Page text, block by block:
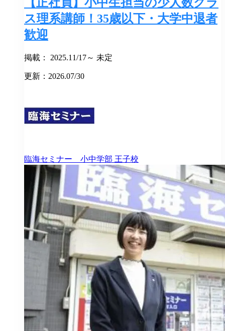
【正社員】小中生担当の少人数クラ
ス理系講師！35歳以下・大学中退者
歓迎
掲載： 2025.11/17～ 未定
更新：2026.07/30
臨海セミナー 小中学部 王子校